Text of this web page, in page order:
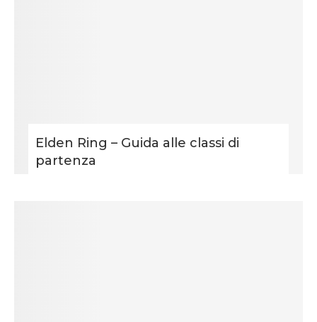
Elden Ring – Guida alle classi di
partenza